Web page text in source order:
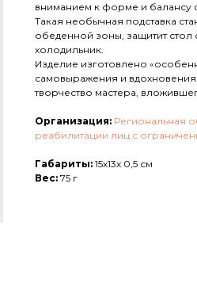
вниманием к форме и балансу
Такая необычная подставка
обеденной зоны, защитит стол
холодильник.
Изделие изготовлено
самовыражения и
творчество мастера,
Организация: Региональная
реабилитации лиц с
Габариты: 15х13х 0,5 см
Вес: 75 г